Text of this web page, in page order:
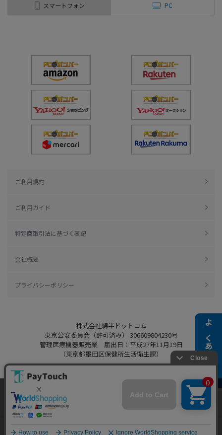
よくある質問
スマートフォン PC
ご利用規約
ご利用ガイド
特定商取引法に基づく表記
会社概要
プライバシーポリシー
株式会社綿半ドットコム
東京公安委員会（許可済み） 306609804230号
管理医療機器販売業 届出日：平成27年11月19日
（東京都墨田区保健所生活衛生課）
Copyright 2022
Powered by Watahan Partners Co., Ltd.
当ウェブサイトでは、お客様により良いサービス
をご提供するため、クッキーを利用しています。
サイト利用を継続することにより、クッキーの使
同意する